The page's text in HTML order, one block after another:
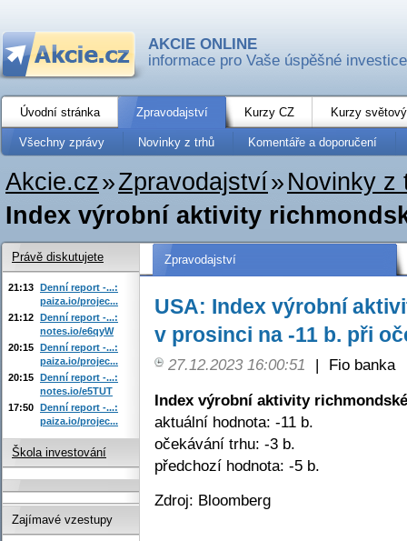
AKCIE ONLINE
informace pro Vaše úspěšné investice
Úvodní stránka Zpravodajství Kurzy CZ Kurzy
Všechny zprávy Novinky z trhů Komentáře a doporučení
Akcie.cz»Zpravodajství» Novinky z
Index výrobní aktivity
Zpravodajství
USA: Index výrobní
v prosinci na -11 b. při
27.12.2023 16:00:51 |
Fio banka
Index výrobní aktivity
aktuální hodnota: -11 b.
očekávání trhu: -3 b.
předchozí hodnota: -5 b.
Zdroj: Bloomberg
Právě diskutujete
21:13 Denní report -...:
paiza.io/projec...
21:12 Denní report -...:
notes.io/e6qyW
20:15 Denní report -...:
paiza.io/projec...
20:15 Denní report -...:
notes.io/e5TUT
17:50 Denní report -...:
paiza.io/projec...
Škola investování
Zajímavé vzestupy